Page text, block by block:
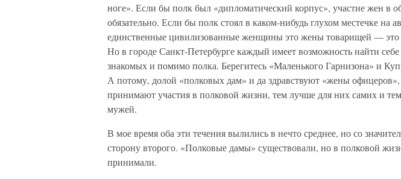
ноге». Если бы полк был «дипломатический корпус», участие жен в
обязательно. Если бы полк стоял в каком-нибудь глухом местечке на
единственные цивилизованные женщины это жены товарищей —
Но в городе Санкт-Петербурге каждый имеет возможность найти
знакомых и помимо полка. Берегитесь «Маленького Гарнизона» и
А потому, долой «полковых дам» и да здравствуют «жены
принимают участия в полковой жизни, тем лучше для них самих и
мужей.
В мое время оба эти течения вылились в нечто среднее, но со
сторону второго. «Полковые дамы» существовали, но в полковой
принимали.